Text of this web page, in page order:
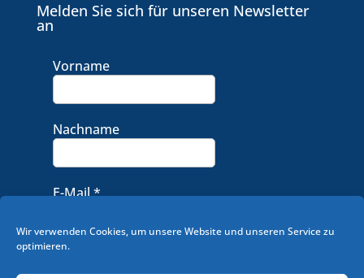
Wir verwenden Cookies, um unsere Website und unseren Service zu
optimieren.
Melden Sie sich für unseren Newsletter
an
Vorname
Nachname
E-Mail*